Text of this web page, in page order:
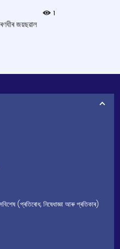
1
জয়ছৱাল
(প্ৰতিৰোধ, নিষেধাজ্ঞা আৰু প্ৰতিকাৰ)